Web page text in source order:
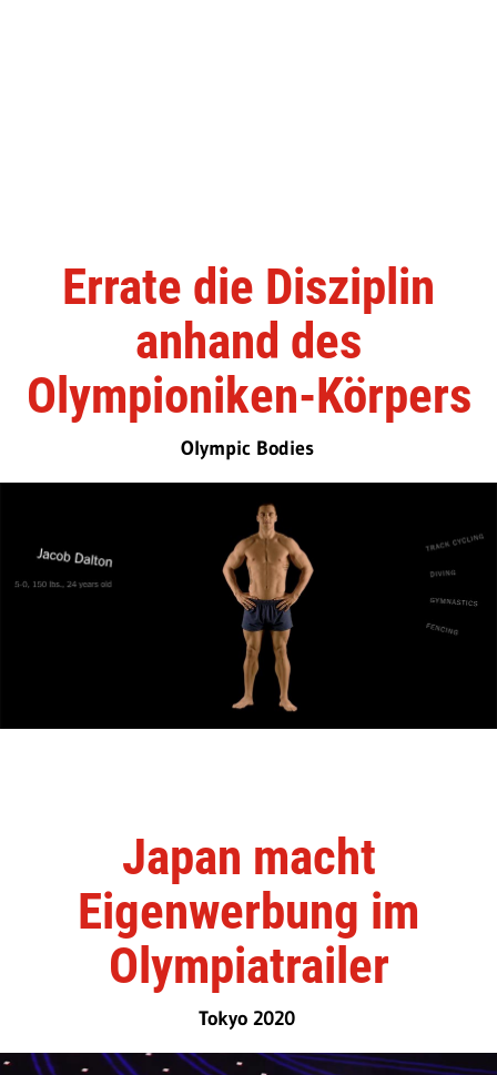
Errate die Disziplin
anhand des
Olympioniken-Körpers
Olympic Bodies
Japan macht
Eigenwerbung im
Olympiatrailer
Tokyo 2020